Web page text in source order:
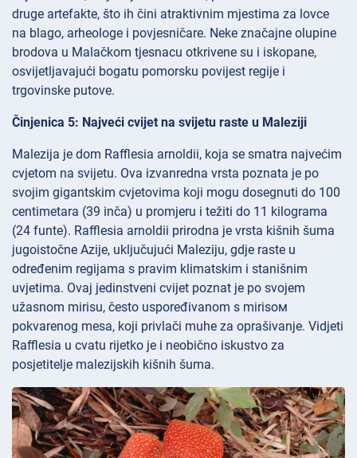
druge artefakte, što ih čini atraktivnim mjestima za lovce
na blago, arheologe i povjesničare. Neke značajne olupine
brodova u Malačkom tjesnacu otkrivene su i iskopane,
osvijetljavajući bogatu pomorsku povijest regije i
trgovinske putove.
Činjenica 5: Najveći cvijet na svijetu raste u Maleziji
Malezija je dom Rafflesia arnoldii, koja se smatra najvećim
cvjetom na svijetu. Ova izvanredna vrsta poznata je po
svojim gigantskim cvjetovima koji mogu dosegnuti do 100
centimetara (39 inča) u promjeru i težiti do 11 kilograma
(24 funte). Rafflesia arnoldii prirodna je vrsta kišnih šuma
jugoistočne Azije, uključujući Maleziju, gdje raste u
određenim regijama s pravim klimatskim i stanišnim
uvjetima. Ovaj jedinstveni cvijet poznat je po svojem
užasnom mirisu, često uspoređivanom s mirisом
pokvarenog mesa, koji privlači muhe za oprašivanje. Vidjeti
Rafflesia u cvatu rijetko je i neobično iskustvo za
posjetitelje malezijskih kišnih šuma.